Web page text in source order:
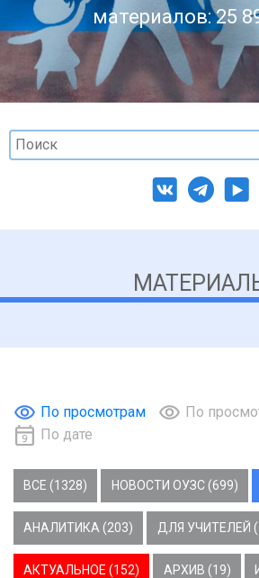
материалов: 25
По просмотрам
По
По дате
ВСЕ (1328) НОВОСТИ ОУЗС (699)
АНАЛИТИКА (203) ДЛЯ УЧИТЕЛЕЙ
АКТУАЛЬНОЕ (152) АРХИВ (19)